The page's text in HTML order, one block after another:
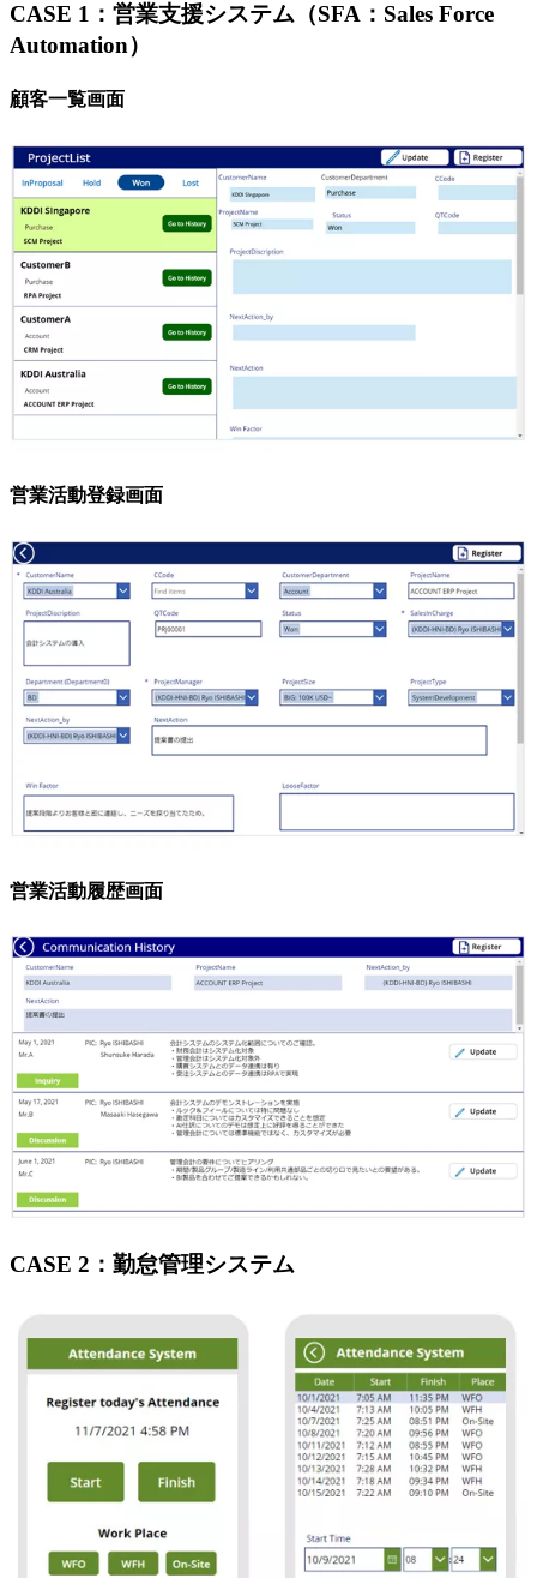
CASE 1：営業支援システム（SFA：Sales Force
Automation）
顧客一覧画面
営業活動登録画面
営業活動履歴画面
CASE 2：勤怠管理システム